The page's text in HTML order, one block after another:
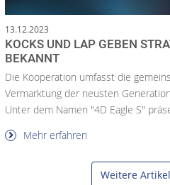
13.12.2023
KOCKS UND LAP GEBEN
BEKANNT
Die Kooperation umfasst die
Vermarktung der neusten
Unter dem Namen "4D Eagle S"
Mehr erfahren
Weitere